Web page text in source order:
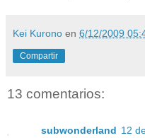
Kei Kurono en 6/12/2009
Compartir
13 comentarios:
subwonderland 12